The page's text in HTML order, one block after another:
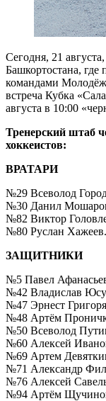
Сегодня, 21
Башкортостана, где
командами
встреча Кубка
августа в 10:00
Тренерский штаб
хоккеистов:
ВРАТАРИ
№29 Всеволод
№30 Данил
№82 Виктор
№80 Руслан
ЗАЩИТНИКИ
№5 Павел
№42 Владислав
№47 Эрнест
№48 Артём
№50 Всеволод
№60 Алексей
№69 Артем
№71 Александр
№76 Алексей
№94 Артём